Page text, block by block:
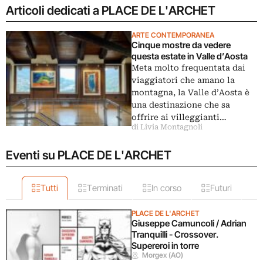
Articoli dedicati a PLACE DE L'ARCHET
ARTE CONTEMPORANEA
Cinque mostre da vedere
questa estate in Valle d’Aosta
Meta molto frequentata dai
viaggiatori che amano la
montagna, la Valle d’Aosta è
una destinazione che sa
offrire ai villeggianti…
di Livia Montagnoli
Eventi su PLACE DE L'ARCHET
Tutti Terminati In corso Futuri
PLACE DE L'ARCHET
Giuseppe Camuncoli / Adrian
Tranquilli - Crossover.
Supereroi in torre
Morgex (AO)